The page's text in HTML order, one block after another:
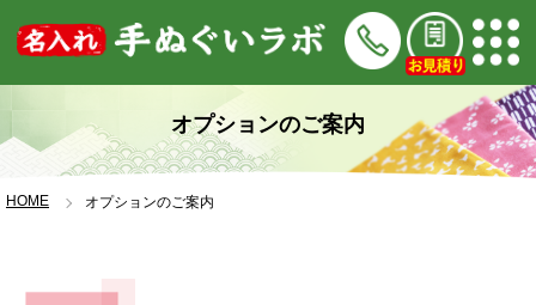
オプションのご案内
HOME オプションのご案内